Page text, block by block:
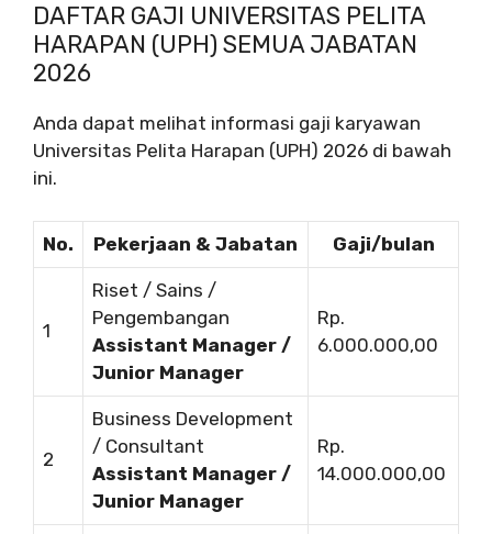
DAFTAR GAJI UNIVERSITAS PELITA
HARAPAN (UPH) SEMUA JABATAN
2026
Anda dapat melihat informasi gaji karyawan
Universitas Pelita Harapan (UPH) 2026 di bawah
ini.
No. Pekerjaan & Jabatan Gaji/bulan
1
Riset / Sains /
Pengembangan
Assistant Manager /
Junior Manager
Rp.
6.000.000,00
2
Business Development
/ Consultant
Assistant Manager /
Junior Manager
Rp.
14.000.000,00